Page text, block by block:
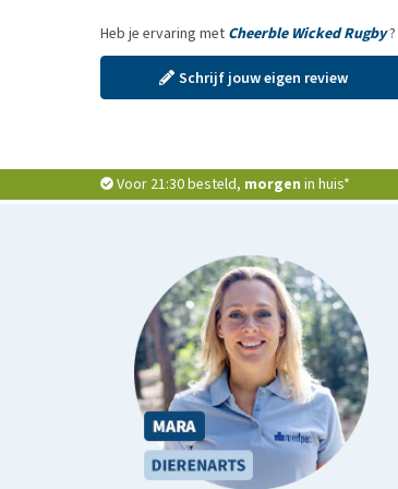
Heb je ervaring met Cheerble Wicked Rugby?
Schrijf jouw eigen review
Voor 21:30 besteld, morgen in huis*